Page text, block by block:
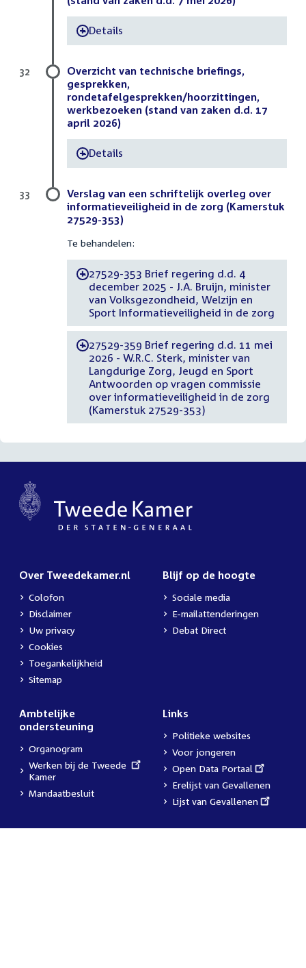
-Details
Overzicht van technische briefings,
gesprekken,
rondetafelgesprekken/hoorzittingen,
werkbezoeken (stand van zaken d.d. 17
april 2026)
-Details
32
Verslag van een schriftelijk overleg over
informatieveiligheid in de zorg (Kamerstuk
27529-353)
Te behandelen:
-27529-353 Brief regering d.d. 4
december 2025 - J.A. Bruijn, minister
van Volksgezondheid, Welzijn en
Sport Informatieveiligheid in de zorg
-27529-359 Brief regering d.d. 11 mei
2026 - W.R.C. Sterk, minister van
Langdurige Zorg, Jeugd en Sport
Antwoorden op vragen commissie
over informatieveiligheid in de zorg
(Kamerstuk 27529-353)
33
Over Tweedekamer.nl
Colofon
Disclaimer
Uw privacy
Cookies
Toegankelijkheid
Sitemap
Blijf op de hoogte
Sociale media
E-mailattenderingen
Debat Direct
Ambtelijke
ondersteuning
Organogram
External
link:
Werken bij de Tweede
Kamer
Mandaatbesluit
Links
Politieke websites
Voor jongeren
External
link:
Open Data Portaal
Erelijst van Gevallenen
External
Lijst van Gevallenen